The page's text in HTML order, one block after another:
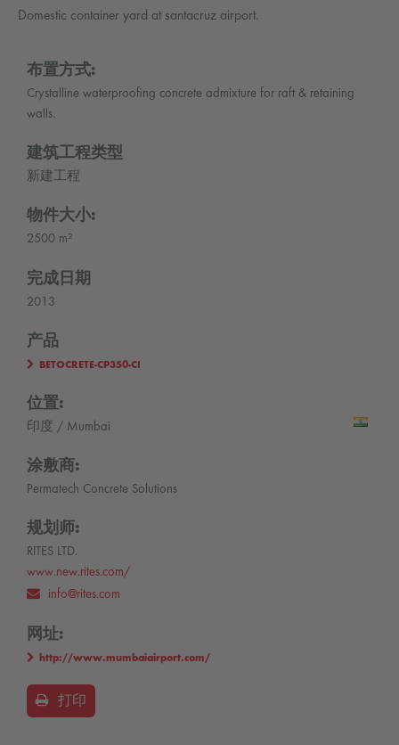
Domestic container yard at santacruz airport.
布置方式:
Crystalline waterproofing concrete admixture for raft & retaining
walls.
建筑工程类型
新建工程
物件大小:
2500 m²
完成日期
2013
产品
BETOCRETE-CP350-CI
位置:
印度 / Mumbai
涂敷商:
Permatech Concrete Solutions
规划师:
RITES LTD.
www.new.rites.com/
info@rites.com
网址:
http://www.mumbaiairport.com/
打印